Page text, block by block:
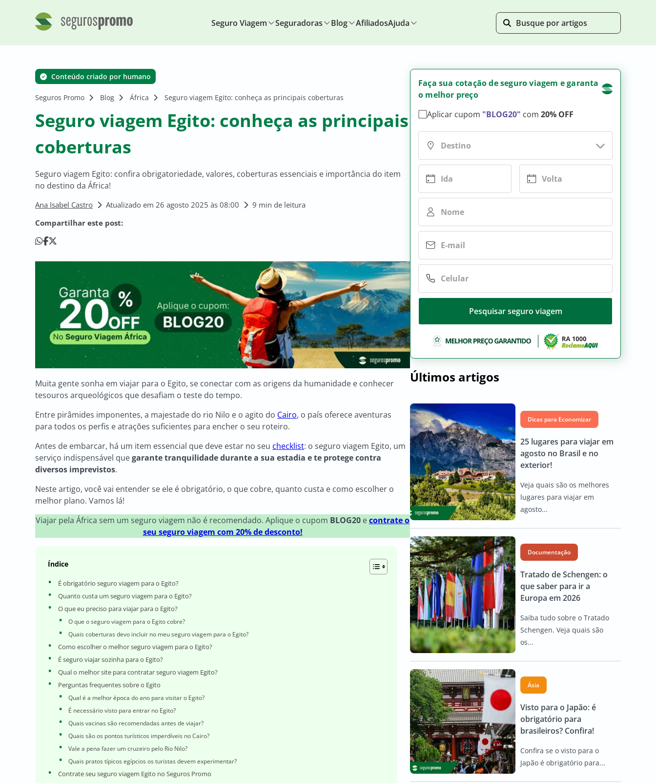
Seguro Viagem Seguradoras Blog AfiliadosAjuda
Conteúdo criado por humano
Seguros Promo Blog África Seguro viagem Egito: conheça as principais coberturas
Seguro viagem Egito: conheça as principais
coberturas
Seguro viagem Egito: confira obrigatoriedade, valores, coberturas essenciais e importância do item
no destino da África!
Ana Isabel Castro Atualizado em 26 agosto 2025 às 08:00
9 min de leitura
Compartilhar este post:
Muita gente sonha em viajar para o Egito, se conectar com as origens da humanidade e conhecer
tesouros arqueológicos que desafiam o teste do tempo.
Entre pirâmides imponentes, a majestade do rio Nilo e o agito do Cairo, o país oferece aventuras
para todos os perfis e atrações suficientes para encher o seu roteiro.
Antes de embarcar, há um item essencial que deve estar no seu checklist: o seguro viagem Egito, um
serviço indispensável quegarante tranquilidade durante a sua estadia e te protege contra
diversos imprevistos.
Neste artigo, você vai entender se ele é obrigatório, o que cobre, quanto custa e como escolher o
melhor plano. Vamos lá!
Viajar pela África sem um seguro viagem não é recomendado. Aplique o cupom BLOG20 econtrate o
seu seguro viagem com 20% de desconto!
Índice
É obrigatório seguro viagem para o Egito?
Quanto custa um seguro viagem para o Egito?
O que eu preciso para viajar para o Egito?
O que o seguro viagem para o Egito cobre?
Quais coberturas devo incluir no meu seguro viagem para o Egito?
Como escolher o melhor seguro viagem para o Egito?
É seguro viajar sozinha para o Egito?
Qual o melhor site para contratar seguro viagem Egito?
Perguntas frequentes sobre o Egito
Qual é a melhor época do ano para visitar o Egito?
É necessário visto para entrar no Egito?
Quais vacinas são recomendadas antes de viajar?
Quais são os pontos turísticos imperdíveis no Cairo?
Vale a pena fazer um cruzeiro pelo Rio Nilo?
Quais pratos típicos egípcios os turistas devem experimentar?
Contrate seu seguro viagem Egito no Seguros Promo
Faça sua cotação de seguro viagem e garanta
o melhor preço
Aplicar cupom "BLOG20" com 20% OFF
Pesquisar seguro viagem
Últimos artigos
Dicas para Economizar
25 lugares para viajar em
agosto no Brasil e no
exterior!
Veja quais são os melhores
lugares para viajar em
agosto...
Documentação
Tratado de Schengen: o
que saber para ir a
Europa em 2026
Saiba tudo sobre o Tratado
Schengen. Veja quais são
os...
Ásia
Visto para o Japão: é
obrigatório para
brasileiros? Confira!
Confira se o visto para o
Japão é obrigatório para...